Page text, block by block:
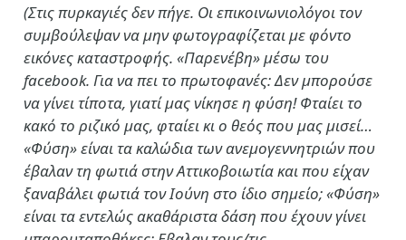
(Στις πυρκαγιές δεν πήγε. Οι επικοινωνιολόγοι τον
συμβούλεψαν να μην φωτογραφίζεται με φόντο
εικόνες καταστροφής. «Παρενέβη» μέσω του
facebook. Για να πει το πρωτοφανές: Δεν μπορούσε
να γίνει τίποτα, γιατί μας νίκησε η φύση! Φταίει το
κακό το ριζικό μας, φταίει κι ο θεός που μας μισεί…
«Φύση» είναι τα καλώδια των ανεμογεννητριών που
έβαλαν τη φωτιά στην Αττικοβοιωτία και που είχαν
ξαναβάλει φωτιά τον Ιούνη στο ίδιο σημείο; «Φύση»
είναι τα εντελώς ακαθάριστα δάση που έχουν γίνει